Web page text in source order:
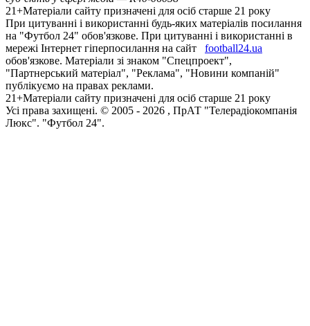
21+Матеріали сайту призначені для осіб старше 21 року
При цитуванні і використанні будь-яких матеріалів посилання
на "Футбол 24" обов'язкове. При цитуванні і використанні в
мережі Інтернет гіперпосилання на сайт
football24.ua
обов'язкове. Матеріали зі знаком "Спецпроект",
"Партнерський матеріал", "Реклама", "Новини компаній"
публікуємо на правах реклами.
21+Матеріали сайту призначені для осіб старше 21 року
Усi права захищенi. © 2005 - 2026 , ПрАТ "Телерадіокомпанія
Люкс". "Футбол 24".